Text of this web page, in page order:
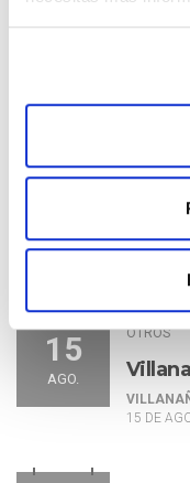
14
14 DE
14 OTROS
Leza
LEZA
15
AGO.
OTROS
15 DE